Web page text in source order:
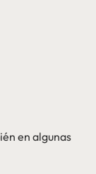
en algunas